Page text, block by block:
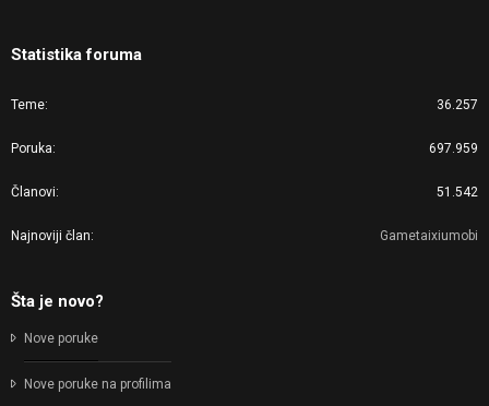
Statistika foruma
Teme 36.257
Poruka 697.959
Članovi 51.542
Najnoviji član Gametaixiumobi
Šta je novo?
Nove poruke
Nove poruke na profilima